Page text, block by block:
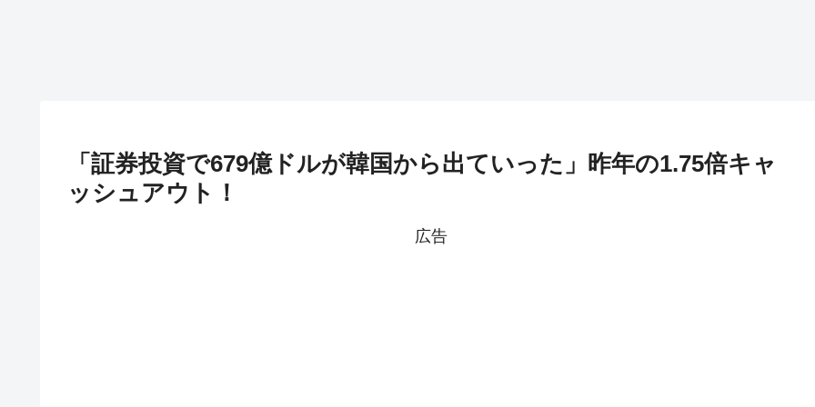
「証券投資で679億ドルが韓国から出ていった」昨年の1.75倍キャ
ッシュアウト！
広告